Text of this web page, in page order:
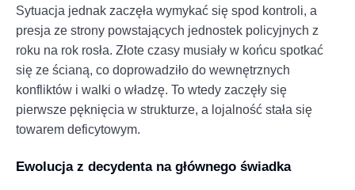
Sytuacja jednak zaczęła wymykać się spod kontroli, a
presja ze strony powstających jednostek policyjnych z
roku na rok rosła. Złote czasy musiały w końcu spotkać
się ze ścianą, co doprowadziło do wewnętrznych
konfliktów i walki o władzę. To wtedy zaczęły się
pierwsze pęknięcia w strukturze, a lojalność stała się
towarem deficytowym.
Ewolucja z decydenta na głównego świadka